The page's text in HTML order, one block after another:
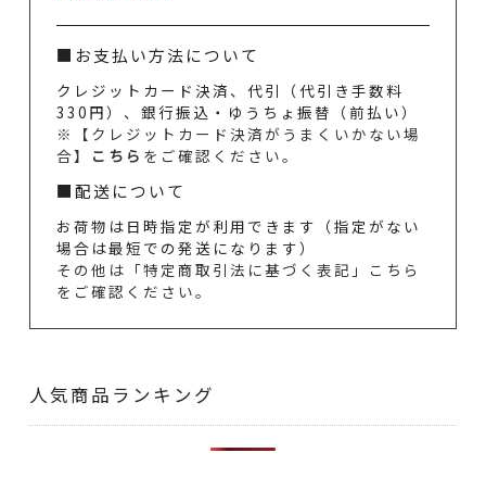
■お支払い方法について
クレジットカード決済、代引（代引き手数料
330円）、銀行振込・ゆうちょ振替（前払い）
※【クレジットカード決済がうまくいかない場
合】
こちら をご確認ください。
■配送について
お荷物は日時指定が利用できます（指定がない
場合は最短での発送になります）
その他は「特定商取引法に基づく表記」こちら
をご確認ください。
人気商品ランキング